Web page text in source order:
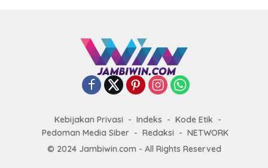
Kebijakan Privasi Indeks
Kode Etik
Pedoman Media Siber
Redaksi
NETWORK
© 2024 Jambiwin.com - All Rights Reserved